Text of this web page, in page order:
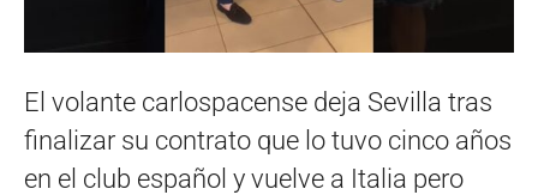
El volante carlospacense deja Sevilla tras
finalizar su contrato que lo tuvo cinco años
en el club español y vuelve a Italia pero